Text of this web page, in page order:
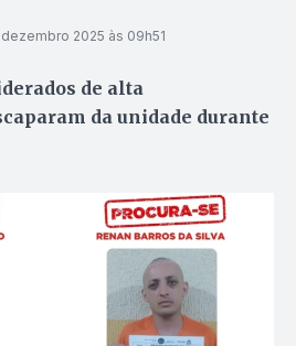
2025 às 09h51
de alta
da unidade durante